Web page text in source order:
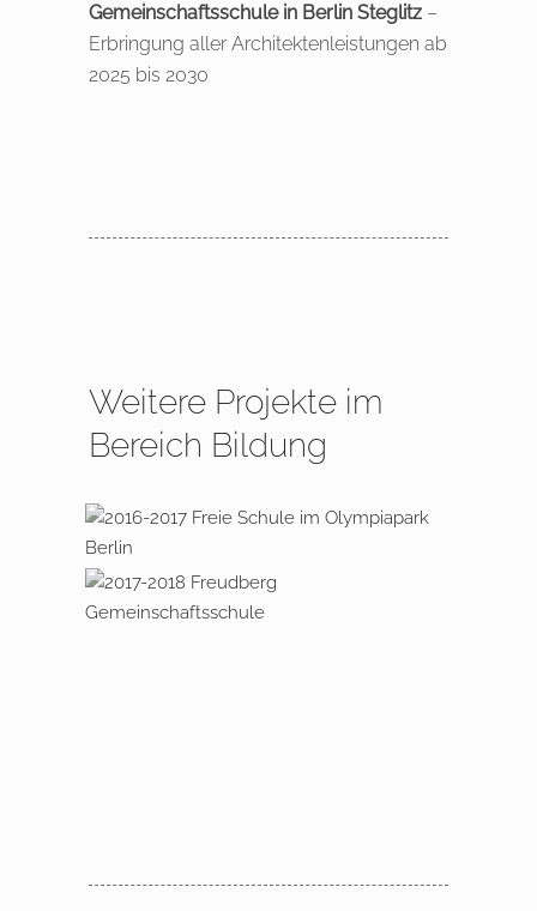
Gemeinschaftsschule in Berlin Steglitz –
Erbringung aller Architektenleistungen ab
2025 bis 2030
Weitere Projekte im
Bereich Bildung
Berlin, Freie Schule im Olympiapark
Freudberg, Gemeinschaftsschule